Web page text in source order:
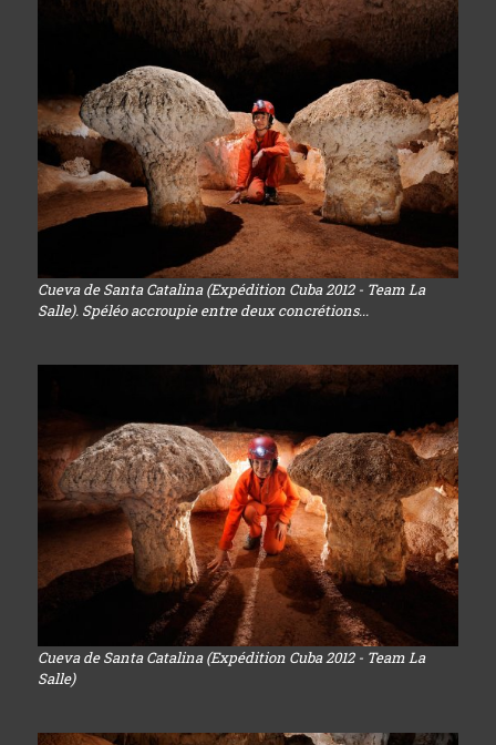
Cueva de Santa Catalina (Expédition Cuba 2012 - Team La
Salle). Spéléo accroupie entre deux concrétions...
Cueva de Santa Catalina (Expédition Cuba 2012 - Team La
Salle)